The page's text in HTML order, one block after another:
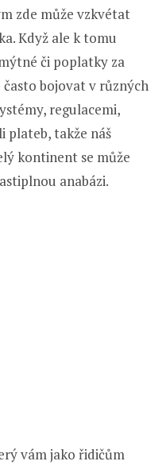
zde může vzkvétat
Když ale k tomu
či poplatky za
bojovat v různých
regulacemi,
plateb, takže náš
kontinent se může
anabázi.
vám jako řidičům